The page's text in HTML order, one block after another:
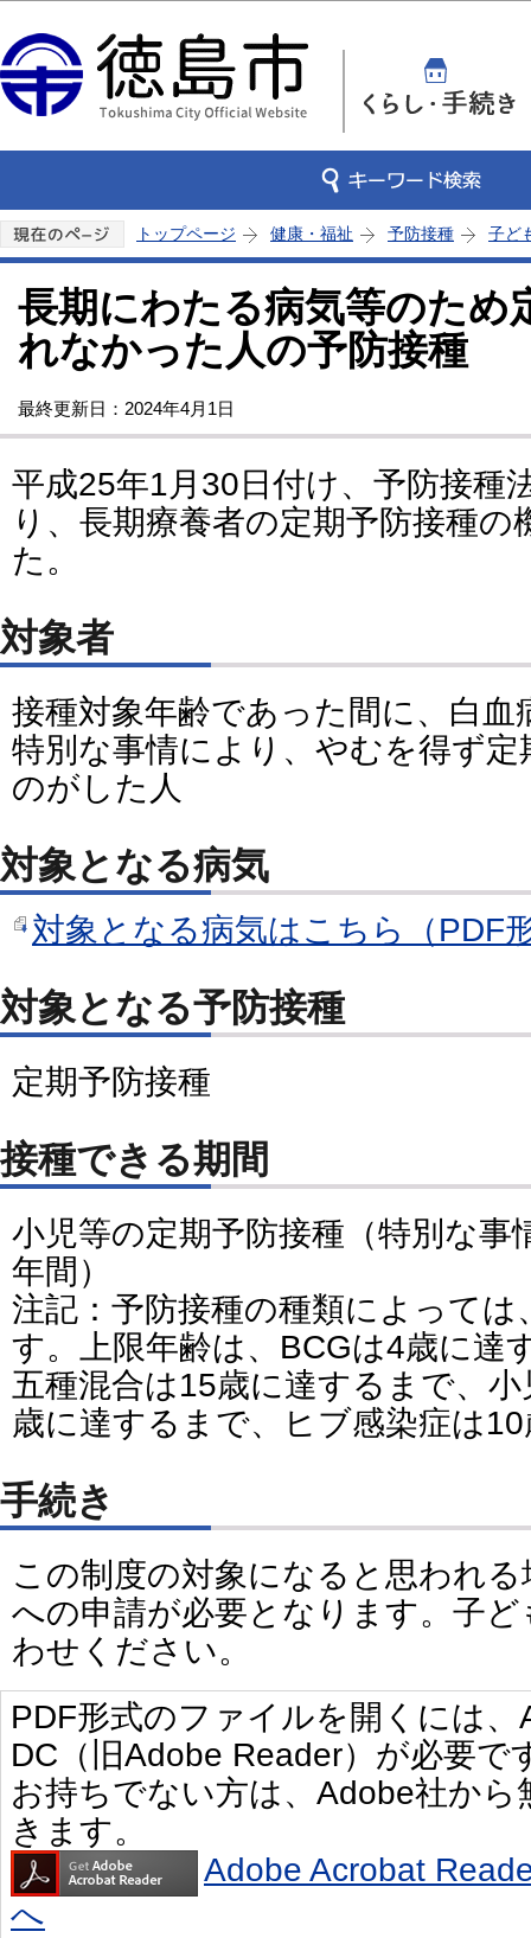
トップページ 健康・福祉 予防接種 子ど
長期にわたる病気等のため
れなかった人の予防接種
最終更新日：2024年4月1日
平成25年1月30日付け、予防接種
り、長期療養者の定期予防接種
た。
対象者
接種対象年齢であった間に、白血
特別な事情により、やむを得ず
のがした人
対象となる病気
対象となる病気はこちら（PDF
対象となる予防接種
定期予防接種
接種できる期間
小児等の定期予防接種（特別な
年間）
注記：予防接種の種類によっては
す。上限年齢は、BCGは4歳に達
五種混合は15歳に達するまで、
歳に達するまで、ヒブ感染症は
手続き
この制度の対象になると思われ
への申請が必要となります。子
わせください。
PDF形式のファイルを開くには
DC（旧Adobe Reader）が必要で
お持ちでない方は、Adobe社か
きます。
Adobe Acrobat
へ